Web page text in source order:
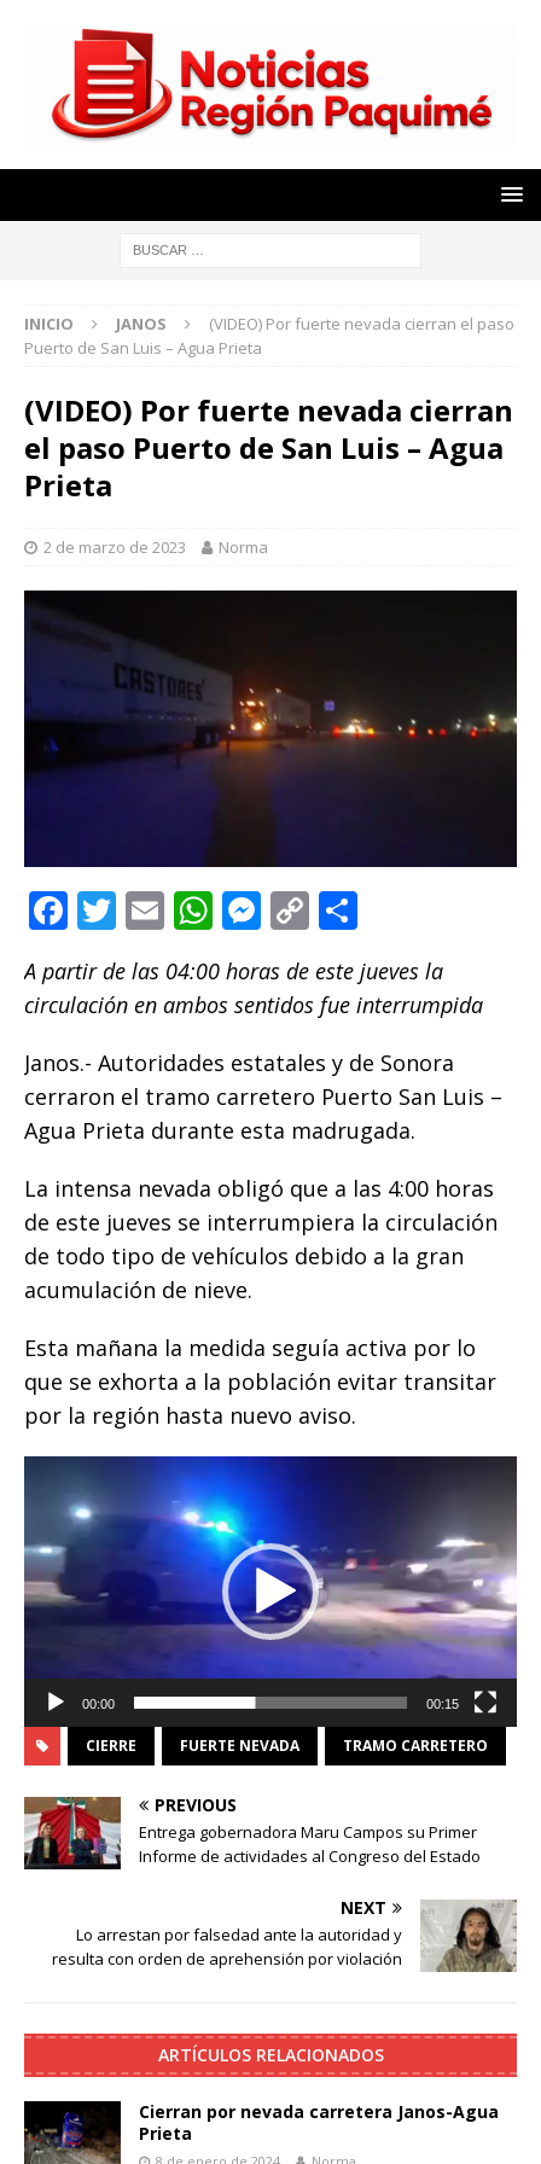
INICIO JANOS
(VIDEO) Por fuerte nevada cierran el paso
Puerto de San Luis – Agua Prieta
(VIDEO) Por fuerte nevada cierran
el paso Puerto de San Luis – Agua
Prieta
2 de marzo de 2023 Norma
F
c
e
b
o
o
k
T
w
it
te
r
E
ai
l
W
h
at
s
A
p
p
M
ss
e
n
g
e
r
C
p
y
Li
n
k
m
p
ar
ti
r
A partir de las 04:00 horas de este jueves la
circulación en ambos sentidos fue interrumpida
Janos.- Autoridades estatales y de Sonora
cerraron el tramo carretero Puerto San Luis –
Agua Prieta durante esta madrugada.
La intensa nevada obligó que a las 4:00 horas
de este jueves se interrumpiera la circulación
de todo tipo de vehículos debido a la gran
acumulación de nieve.
Esta mañana la medida seguía activa por lo
que se exhorta a la población evitar transitar
por la región hasta nuevo aviso.
Reproductor
vídeo
00:00 00:15
CIERRE FUERTE NEVADA TRAMO CARRETERO
PREVIOUS
Entrega gobernadora Maru Campos su Primer
Informe de actividades al Congreso del Estado
NEXT
Lo arrestan por falsedad ante la autoridad y
resulta con orden de aprehensión por violación
ARTÍCULOS RELACIONADOS
Cierran por nevada carretera Janos-Agua
Prieta